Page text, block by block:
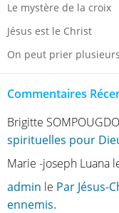
Le mystère de la croix
Jésus est le Christ
On peut prier
Commentaires
Brigitte
spirituelles pour
Marie -joseph Luana
admin le Par Jésus-
ennemis.